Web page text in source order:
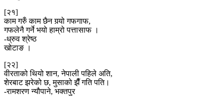
[२१]
काम गरुँ काम छैन गर्‍यो गफगाफ,
गफलेनै गर्ने भयो हाम्रो पत्तासाफ ।
-ध्रुव श्रेष्ठ
खोटाङ ।
[२२]
वीरताको थियो शान, नेपाली पहिले अति,
शेरबाट झरेको छ, मुसाको झैँ गति पति।
-रामशरण न्यौपाने, भक्तपुर